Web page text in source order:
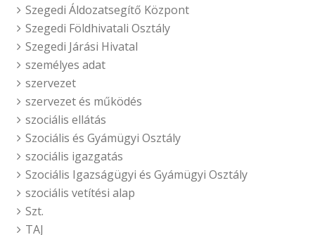
Szegedi Áldozatsegítő Központ
Szegedi Földhivatali Osztály
Szegedi Járási Hivatal
személyes adat
szervezet
szervezet és működés
szociális ellátás
Szociális és Gyámügyi Osztály
szociális igazgatás
Szociális Igazságügyi és Gyámügyi Osztály
szociális vetítési alap
Szt.
TAJ